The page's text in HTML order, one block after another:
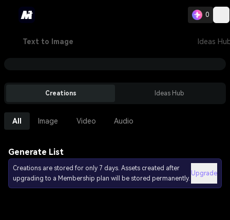
0
Text to Image Ideas
Creations Ideas Hub
All Image Video Audio
Generate List
Creations are stored for only 7 days. Assets created after
upgrading to a Membership plan will be stored permanently.
Upgrade